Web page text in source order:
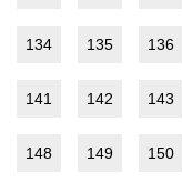
134 135 136
141 142 143
148 149 150